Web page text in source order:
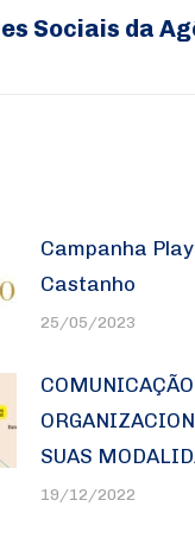
Sociais da
Campanha
Castanho
25/05/2023
COMUNICAÇÃO
SUAS
19/12/2022